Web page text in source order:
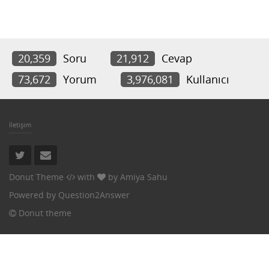
20,359 Soru 21,912
Cevap
73,672
Yorum 3,976,081 Kullanıcı
İletişim
Donut Theme with by Amiya Sahu
Powered by Question2Answer
Donut theme